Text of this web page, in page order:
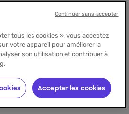
tous les cookies », vous acceptez
votre appareil pour améliorer la
son utilisation et contribuer à
Accepter les cookies
Continuer sans accepter